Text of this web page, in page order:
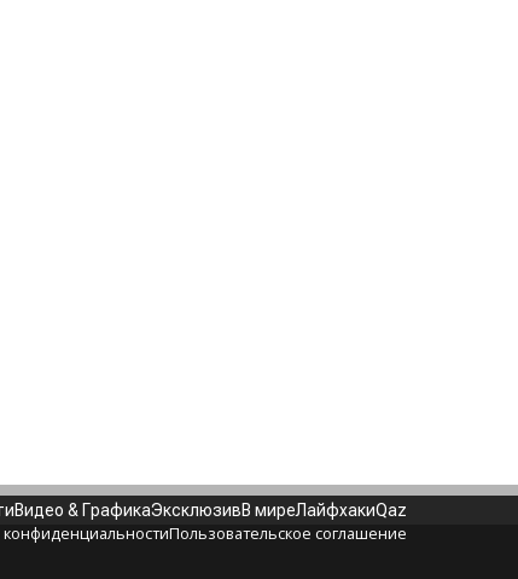
Видео & ГрафикаЭксклюзивВ миреЛайфхакиQaz
конфиденциальностиПользовательское соглашение